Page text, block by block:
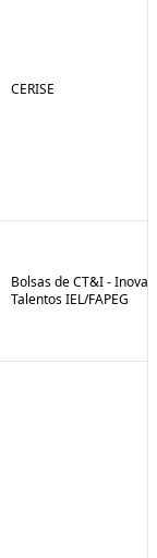
CERISE
Bolsas de CT&I - Inova
Talentos IEL/FAPEG